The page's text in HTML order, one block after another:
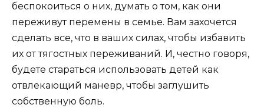
беспокоиться о них, думать о том, как они
переживут перемены в семье. Вам захочется
сделать все, что в ваших силах, чтобы избавить
их от тягостных переживаний. И, честно говоря,
будете стараться использовать детей как
отвлекающий маневр, чтобы заглушить
собственную боль.